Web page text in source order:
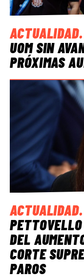
ACTUALIDAD.
UOM SIN
PRÓXIMAS
ACTUALIDAD.
DEL
CORTE
PAROS